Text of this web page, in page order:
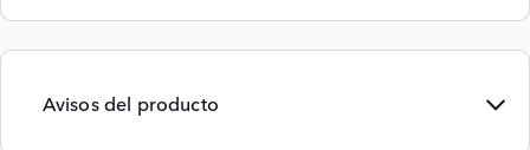
Avisos del producto